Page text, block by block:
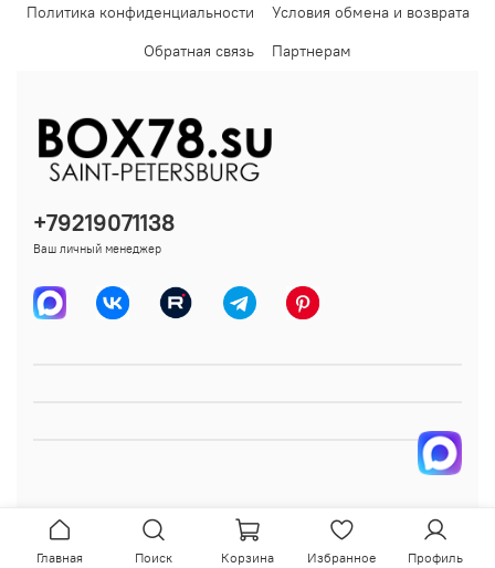
Политика конфиденциальности
Условия обмена и возврата
Обратная связь
Партнерам
+79219071138
Ваш личный менеджер
Главная Поиск Корзина Избранное Профиль